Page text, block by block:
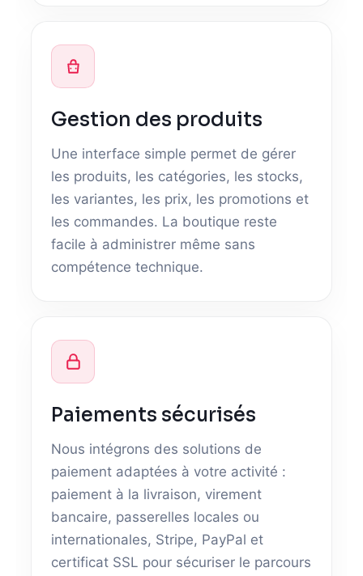
Gestion des produits
Une interface simple permet de gérer
les produits, les catégories, les stocks,
les variantes, les prix, les promotions et
les commandes. La boutique reste
facile à administrer même sans
compétence technique.
Paiements sécurisés
Nous intégrons des solutions de
paiement adaptées à votre activité :
paiement à la livraison, virement
bancaire, passerelles locales ou
internationales, Stripe, PayPal et
certificat SSL pour sécuriser le parcours